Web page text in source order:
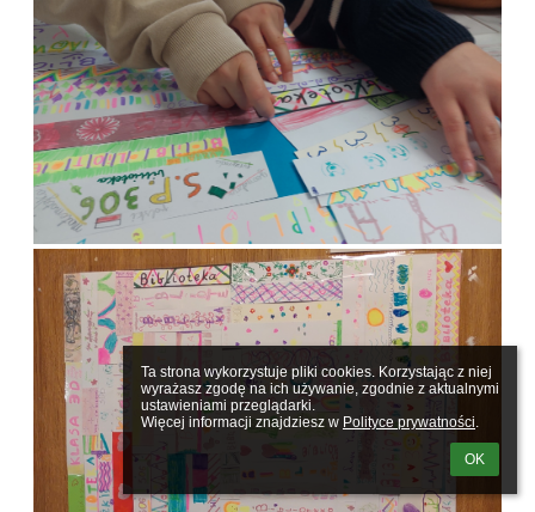
Ta strona wykorzystuje pliki cookies. Korzystając z niej
wyrażasz zgodę na ich używanie, zgodnie z aktualnymi
ustawieniami przeglądarki.
Więcej informacji znajdziesz w Polityce prywatności.
OK